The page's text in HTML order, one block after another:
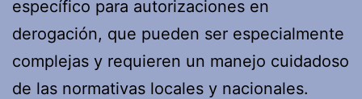
específico para autorizaciones en
derogación, que pueden ser especialmente
complejas y requieren un manejo cuidadoso
de las normativas locales y nacionales.